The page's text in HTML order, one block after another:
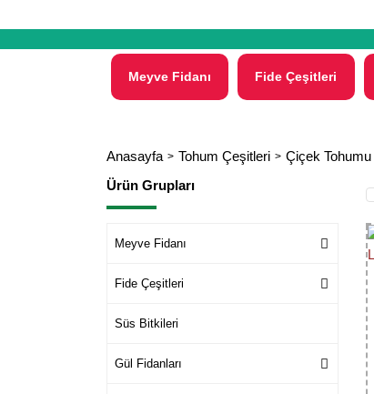
Meyve Fidanı Fide Çeşitleri
Anasayfa Tohum Çeşitleri Çiçek Tohumu
Ürün Grupları
Meyve Fidanı
Fide Çeşitleri
Süs Bitkileri
Gül Fidanları